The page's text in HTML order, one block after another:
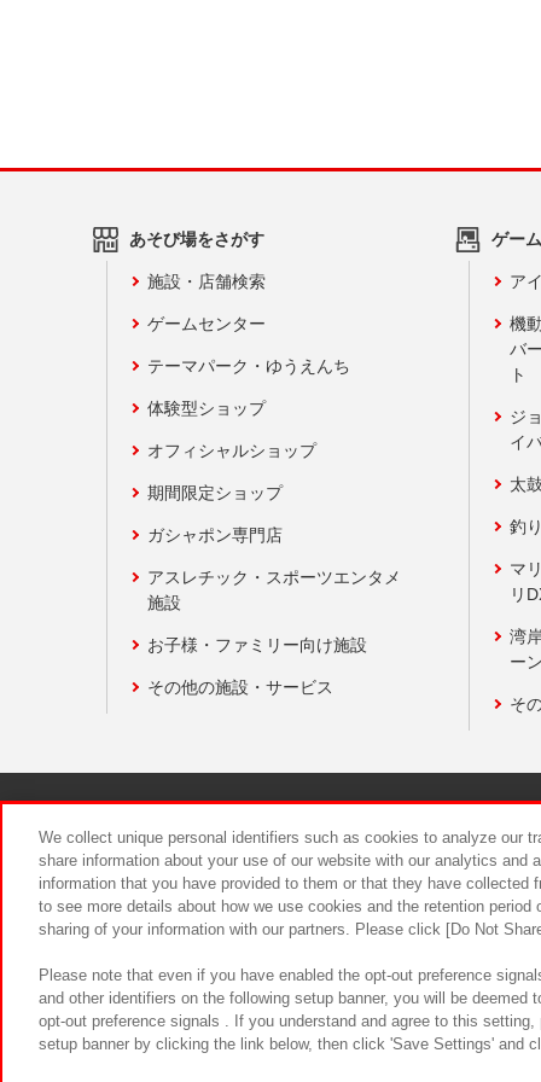
あそび場をさがす
施設・店舗検索
ゲームセンター
テーマパーク・ゆうえんち
体験型ショップ
オフィシャルショップ
期間限定ショップ
ガシャポン専門店
アスレチック・スポーツエンタメ
施設
お子様・ファミリー向け施設
その他の施設・サービス
ゲー
ア
機
バ
ト
ジ
イ
太
釣
マ
リ
湾
ー
そ
食品のご
We collect unique personal identifiers such as cookies to analyze our
share information about your use of our website with our analytics and
information that you have provided to them or that they have
to see more details about how we use cookies and the retention
sharing of your information with our partners. Please click [Do Not
Please note that even if you have enabled the opt-out preference
and other identifiers on the following setup banner, you will be
opt-out preference signals . If you understand and agree to this
setup banner by clicking the link below, then click 'Save Settings' and